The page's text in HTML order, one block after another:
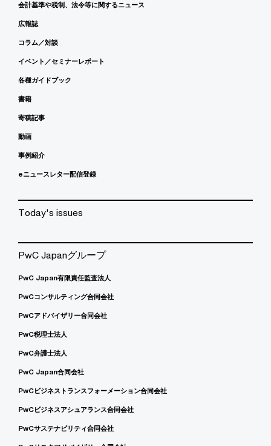
会計基準や税制、法令等に関するニュース
広報誌
コラム／対談
イベント／セミナーレポート
各種ガイドブック
書籍
寄稿記事
動画
事例紹介
eニュースレター配信登録
Today's issues
PwC Japanグループ
PwC Japan有限責任監査法人
PwCコンサルティング合同会社
PwCアドバイザリー合同会社
PwC税理士法人
PwC弁護士法人
PwC Japan合同会社
PwCビジネストランスフォーメーション合同会社
PwCビジネスアシュアランス合同会社
PwCサステナビリティ合同会社